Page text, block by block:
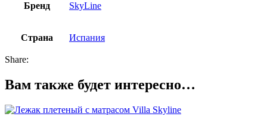
Бренд SkyLine
Страна Испания
Share:
Вам также будет интересно…